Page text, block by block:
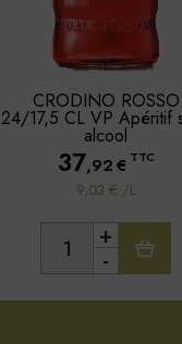
CRODINO ROSSO
24/17,5 CL VP Apéritif
alcool
37,92€ TTC
9,03 € /L
-
+